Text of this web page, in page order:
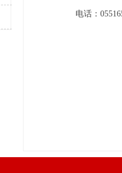
电话：